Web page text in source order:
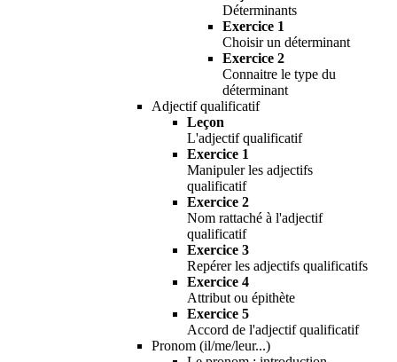
Déterminants
Exercice 1
Choisir un déterminant
Exercice 2
Connaitre le type du
déterminant
Adjectif qualificatif
Leçon
L'adjectif qualificatif
Exercice 1
Manipuler les adjectifs
qualificatif
Exercice 2
Nom rattaché à l'adjectif
qualificatif
Exercice 3
Repérer les adjectifs qualificatifs
Exercice 4
Attribut ou épithète
Exercice 5
Accord de l'adjectif qualificatif
Pronom (il/me/leur...)